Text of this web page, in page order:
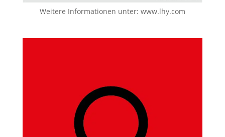
Weitere Informationen unter: www.lhy.com